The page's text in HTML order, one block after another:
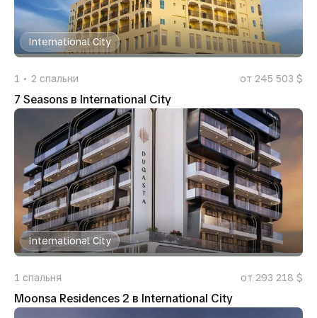
International City
1 2 спальни от 245 503 $
7 Seasons в International City
International City
1 спальня от 293 218 $
Moonsa Residences 2 в International City